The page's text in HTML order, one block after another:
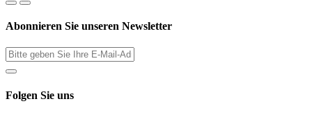
Abonnieren Sie unseren Newsletter
Folgen Sie uns